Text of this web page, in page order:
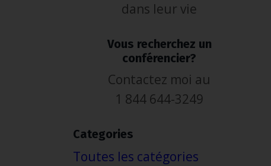
dans leur vie
Vous recherchez un
conférencier?
Contactez moi au
1 844 644-3249
Categories
Toutes les catégories